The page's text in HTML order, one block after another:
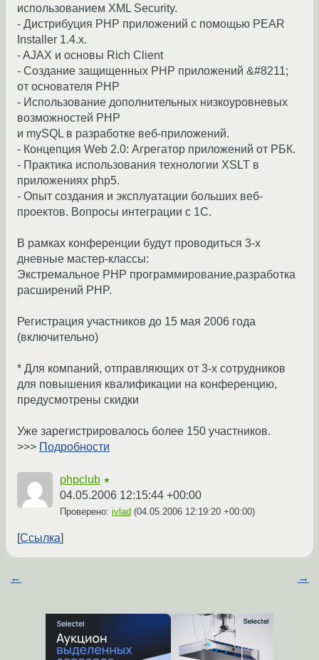
использованием XML Security.
- Дистрибуция PHP приложений с помощью PEAR
Installer 1.4.x.
- AJAX и основы Rich Client
- Создание защищенных PHP приложений &#8211;
от основателя PHP
- Использование дополнительных низкоуровневых
возможностей PHP
и mySQL в разработке веб-приложений.
- Концепция Web 2.0: Агрегатор приложений от РБК.
- Практика использования технологии XSLT в
приложениях php5.
- Опыт создания и эксплуатации больших веб-
проектов. Вопросы интеграции с 1С.
В рамках конференции будут проводиться 3-х
дневные мастер-классы:
Экстремальное PHP программирование,разработка
расширений PHP.
Регистрация участников до 15 мая 2006 года
(включительно)
* Для компаний, отправляющих от 3-х сотрудников
для повышения квалификации на конференцию,
предусмотрены скидки
Уже зарегистрировалось более 150 участников.
>>> Подробности
phpclub ★
04.05.2006 12:15:44 +00:00
Проверено: ivlad (04.05.2006 12:19:20 +00:00)
Ссылка
← →